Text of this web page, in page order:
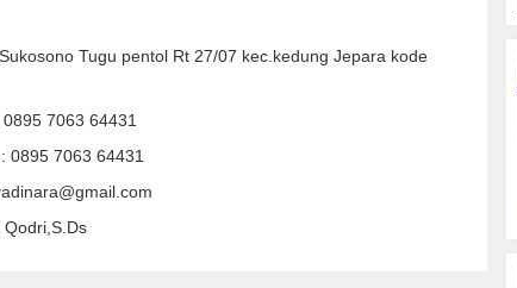
Tugu pentol Rt 27/07 kec.kedung Jepara kode
7063 64431
0895 7063 64431
Qodri,S.Ds